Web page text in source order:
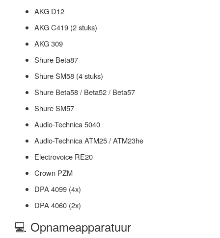
AKG D12
AKG C419 (2 stuks)
AKG 309
Shure Beta87
Shure SM58 (4 stuks)
Shure Beta58 / Beta52 / Beta57
Shure SM57
Audio-Technica 5040
Audio-Technica ATM25 / ATM23he
Electrovoice RE20
Crown PZM
DPA 4099 (4x)
DPA 4060 (2x)
💻 Opnameapparatuur